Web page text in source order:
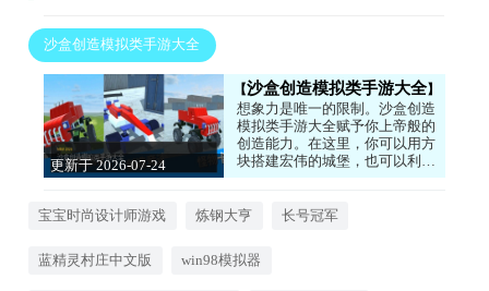
沙盒创造模拟类手游大全
更新于 2026-07-24
沙盒创造模拟类手游大全
想象力是唯一的限制。沙盒创造
模拟类手游大全赋予你上帝般的
创造能力。在这里，你可以用方
块搭建宏伟的城堡，也可以利用
物理引擎制造各种奇妙的机械。
创造只存在于幻想中的生物，一
以在自己的世界里自由探索、实
宝宝时尚设计师游戏 炼钢大亨 长号冠军
蓝精灵村庄中文版 win98模拟器